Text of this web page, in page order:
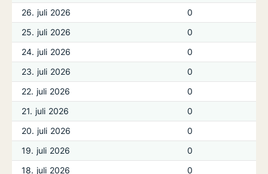
26. juli 2026
0
25. juli 2026
0
24. juli 2026
0
23. juli 2026
0
22. juli 2026
0
21. juli 2026
0
20. juli 2026
0
19. juli 2026
0
18. juli 2026
0